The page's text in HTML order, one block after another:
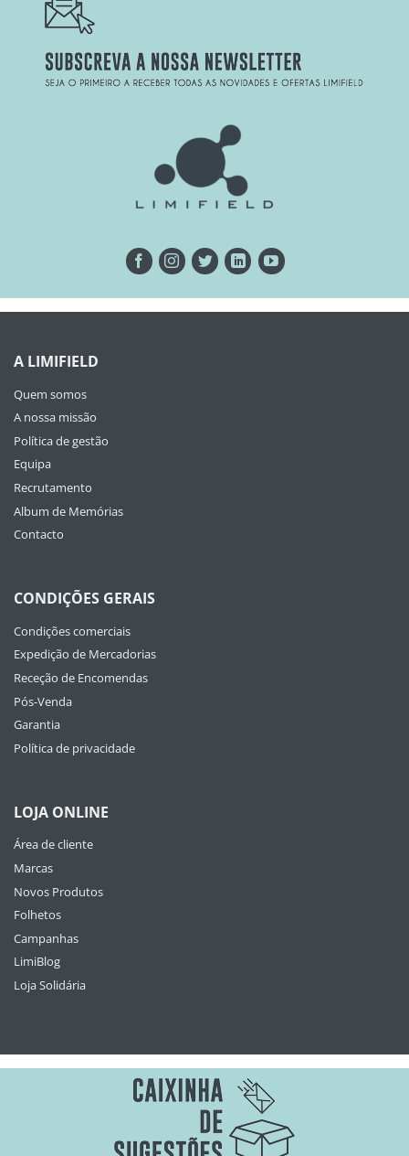
A LIMIFIELD
Quem somos
A nossa missão
Política de gestão
Equipa
Recrutamento
Album de Memórias
Contacto
CONDIÇÕES GERAIS
Condições comerciais
Expedição de Mercadorias
Receção de Encomendas
Pós-Venda
Garantia
Política de privacidade
LOJA ONLINE
Área de cliente
Marcas
Novos Produtos
Folhetos
Campanhas
LimiBlog
Loja Solidária